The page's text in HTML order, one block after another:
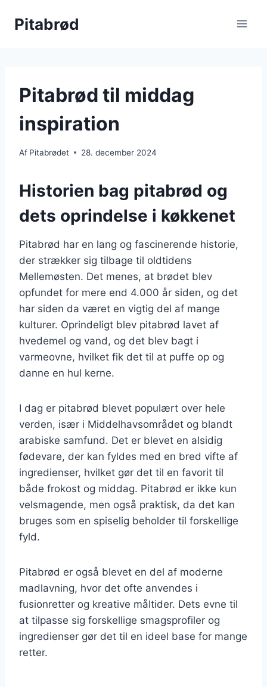
Pitabrød
Pitabrød til middag
inspiration
Af Pitabrødet 28. december 2024
Historien bag pitabrød og
dets oprindelse i køkkenet
Pitabrød har en lang og fascinerende historie,
der strækker sig tilbage til oldtidens
Mellemøsten. Det menes, at brødet blev
opfundet for mere end 4.000 år siden, og det
har siden da været en vigtig del af mange
kulturer. Oprindeligt blev pitabrød lavet af
hvedemel og vand, og det blev bagt i
varmeovne, hvilket fik det til at puffe op og
danne en hul kerne.
I dag er pitabrød blevet populært over hele
verden, især i Middelhavsområdet og blandt
arabiske samfund. Det er blevet en alsidig
fødevare, der kan fyldes med en bred vifte af
ingredienser, hvilket gør det til en favorit til
både frokost og middag. Pitabrød er ikke kun
velsmagende, men også praktisk, da det kan
bruges som en spiselig beholder til forskellige
fyld.
Pitabrød er også blevet en del af moderne
madlavning, hvor det ofte anvendes i
fusionretter og kreative måltider. Dets evne til
at tilpasse sig forskellige smagsprofiler og
ingredienser gør det til en ideel base for mange
retter.